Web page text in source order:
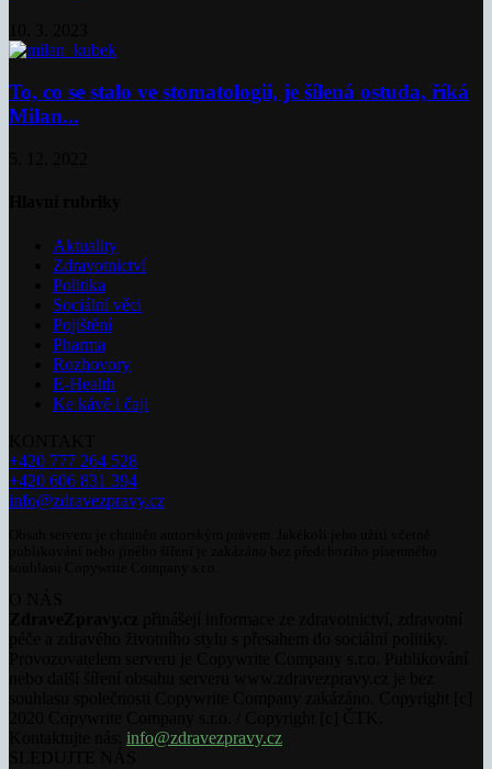
To, co se stalo ve stomatologii, je šílená ostuda, říká
Milan...
Aktuality
Zdravotnictví
Politika
Sociální věci
Pojištění
Pharma
Rozhovory
E-Health
Ke kávě i čaji
+420 777 264 528
+420 606 831 394
info@zdravezpravy.cz
info@zdravezpravy.cz